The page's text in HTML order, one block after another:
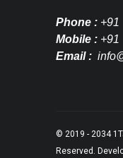
Phone : +91
Mobile : +91
Email :
© 2019 - 2034
Reserved.